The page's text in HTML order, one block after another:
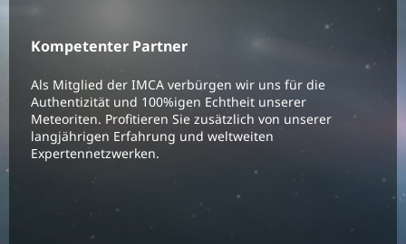
Kompetenter Partner
Als Mitglied der IMCA verbürgen wir uns für die
Authentizität und 100%igen Echtheit unserer
Meteoriten. Profitieren Sie zusätzlich von unserer
langjährigen Erfahrung und weltweiten
Expertennetzwerken.